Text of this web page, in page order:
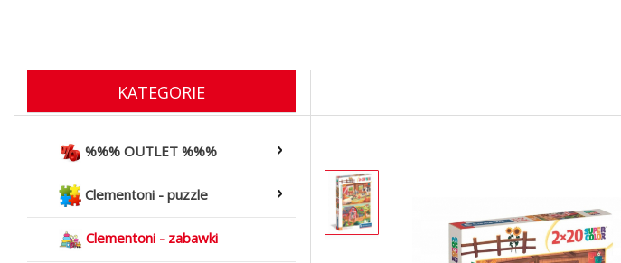
KATEGORIE
%%% OUTLET %%%
Clementoni - puzzle
Clementoni - zabawki